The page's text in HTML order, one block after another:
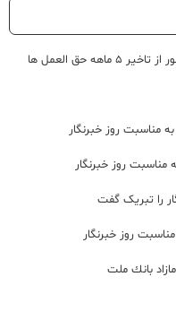
حق العمل ها
مناسبت روز خبرنگار
روز خبرنگار
را تبریک گفت
روز خبرنگار